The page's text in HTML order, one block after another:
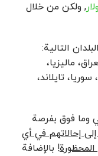
, ولكن من خلال
التالية:
ماليزيا،
تايلاند،
وما فوق بفرصة
إحالاتهم في أي
! بالإضافة